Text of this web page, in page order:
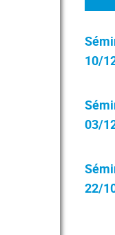
10/
03/
22/